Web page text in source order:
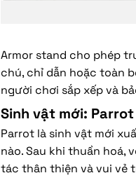
Armor stand cho phép
chú, chỉ dẫn hoặc toàn
người chơi sắp xếp và
Sinh vật mới: Parrot
Parrot là sinh vật mới
nào. Sau khi thuần hoá,
tác thân thiện và vui vẻ